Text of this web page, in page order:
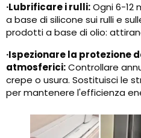
·Lubrificare i rulli:Ogni 6-12
a base di silicone sui rulli e
prodotti a base di olio:
·Ispezionare la protezione
atmosferici:Controllare
crepe o usura. Sostituisci le
per mantenere l'efficienza